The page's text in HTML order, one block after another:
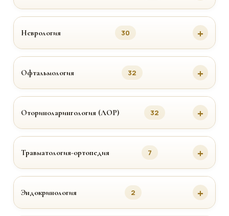
Неврология 30
Офтальмология 32
Оториноларингология (ЛОР) 32
Травматология-ортопедия 7
Эндокринология 2